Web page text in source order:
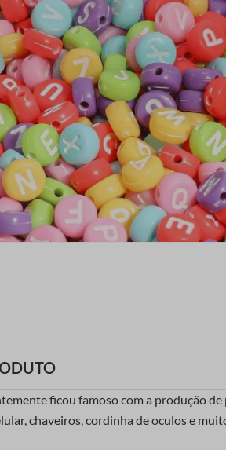
ficou famoso com a produção
chaveiros, cordinha de oculos e
º
passamanaria
º amigurumi